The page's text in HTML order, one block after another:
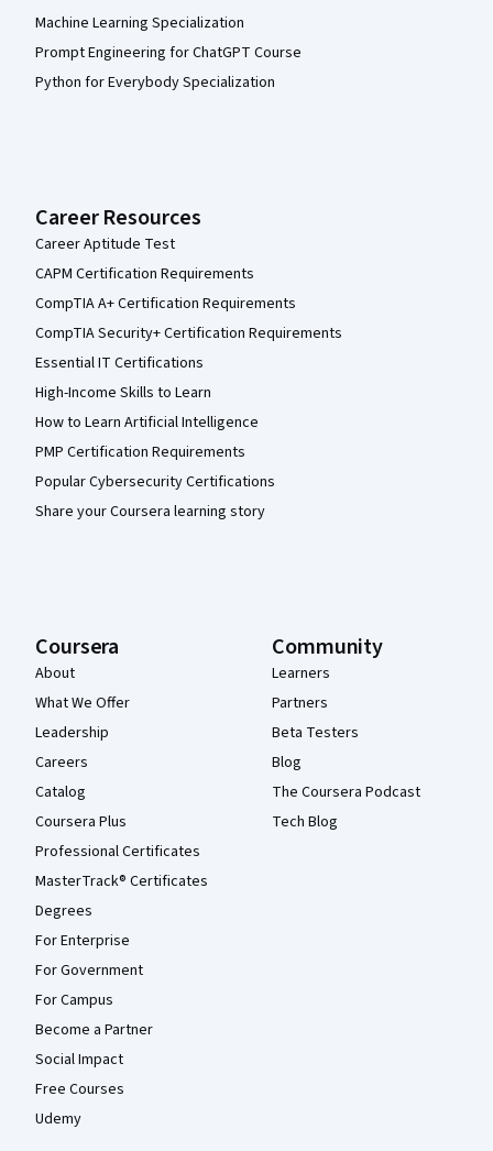
Machine Learning Specialization
Prompt Engineering for ChatGPT Course
Python for Everybody Specialization
Career Resources
Career Aptitude Test
CAPM Certification Requirements
CompTIA A+ Certification Requirements
CompTIA Security+ Certification Requirements
Essential IT Certifications
High-Income Skills to Learn
How to Learn Artificial Intelligence
PMP Certification Requirements
Popular Cybersecurity Certifications
Share your Coursera learning story
Coursera
About
What We Offer
Leadership
Careers
Catalog
Coursera Plus
Professional Certificates
MasterTrack® Certificates
Degrees
For Enterprise
For Government
For Campus
Become a Partner
Social Impact
Free Courses
Udemy
Community
Learners
Partners
Beta Testers
Blog
The Coursera Podcast
Tech Blog